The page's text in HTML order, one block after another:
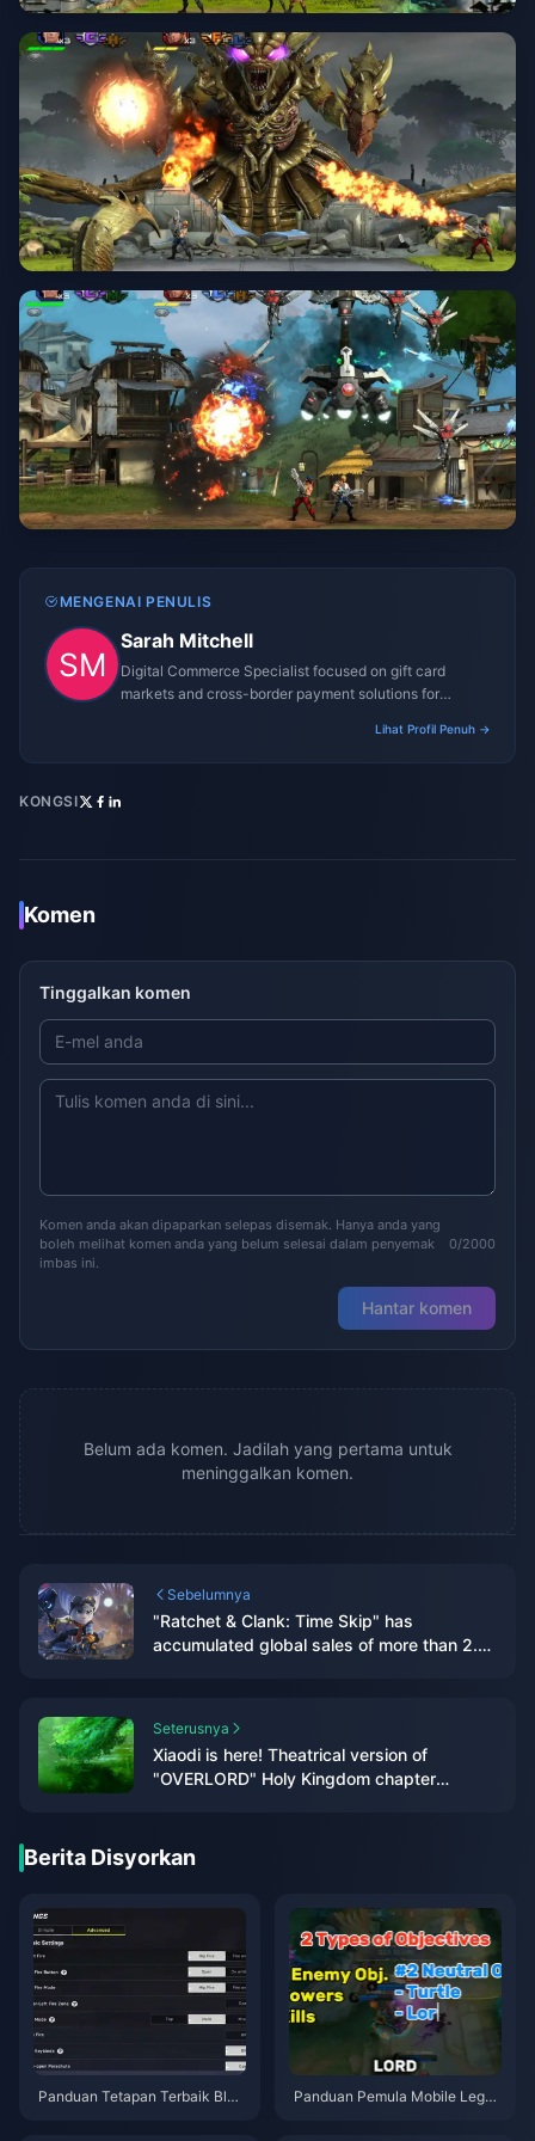
MENGENAI PENULIS
Sarah Mitchell
Digital Commerce Specialist focused on gift card
markets and cross-border payment solutions for
Lihat Profil Penuh →
KONGSI
Komen
Tinggalkan komen
Komen anda akan dipaparkan selepas disemak. Hanya anda yang
boleh melihat komen anda yang belum selesai dalam penyemak
imbas ini.
0/2000
Hantar komen
Belum ada komen. Jadilah yang pertama untuk
meninggalkan komen.
Sebelumnya
"Ratchet & Clank: Time Skip" has
accumulated global sales of more than 2.2
Seterusnya
Xiaodi is here! Theatrical version of
"OVERLORD" Holy Kingdom chapter
Berita Disyorkan
Panduan Tetapan Terbaik Bloo
Panduan Pemula Mobile Legen